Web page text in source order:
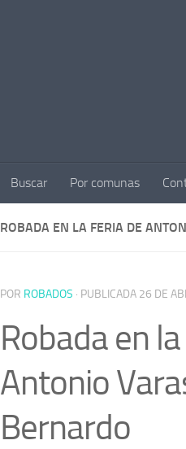
Buscar Por comunas
ROBADA EN LA FERIA DE
POR ROBADOS · PUBLICADA 26 DE
Robada en
Antonio
Bernardo